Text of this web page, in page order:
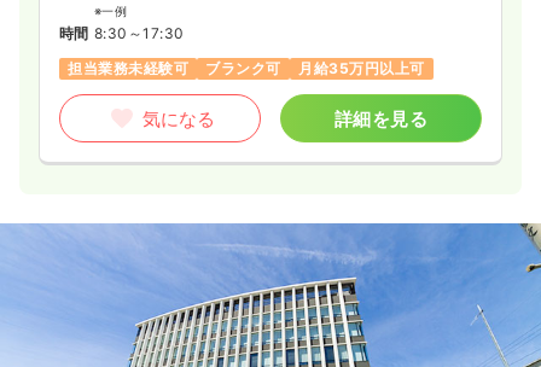
※一例
時間 8:30～17:30
担当業務未経験可
ブランク可 月給35万円以上可
気になる 詳細を見る